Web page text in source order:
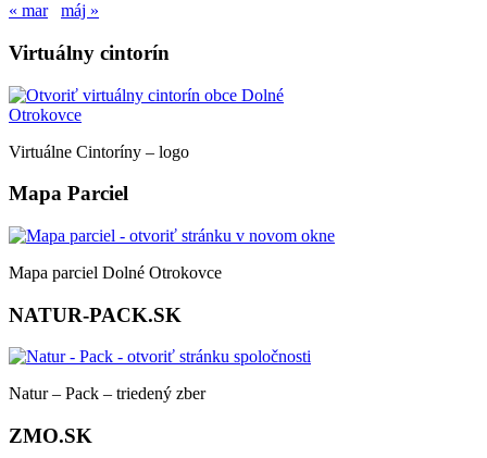
« mar
máj »
Virtuálny cintorín
Virtuálne Cintoríny – logo
Mapa Parciel
Mapa parciel Dolné Otrokovce
NATUR-PACK.SK
Natur – Pack – triedený zber
ZMO.SK